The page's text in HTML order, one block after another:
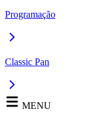
Programação
Classic Pan
MENU